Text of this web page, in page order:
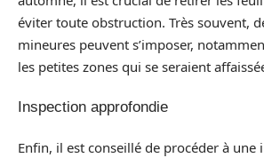
éviter toute obstruction. Très souvent,
mineures peuvent s’imposer,
les petites zones qui se seraient
Inspection approfondie
Enfin, il est conseillé de procéder à une